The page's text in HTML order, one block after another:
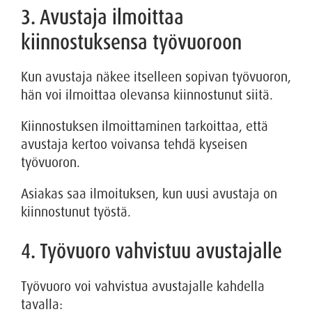
3. Avustaja ilmoittaa
kiinnostuksensa työvuoroon
Kun avustaja näkee itselleen sopivan työvuoron,
hän voi ilmoittaa olevansa kiinnostunut siitä.
Kiinnostuksen ilmoittaminen tarkoittaa, että
avustaja kertoo voivansa tehdä kyseisen
työvuoron.
Asiakas saa ilmoituksen, kun uusi avustaja on
kiinnostunut työstä.
4. Työvuoro vahvistuu avustajalle
Työvuoro voi vahvistua avustajalle kahdella
tavalla: